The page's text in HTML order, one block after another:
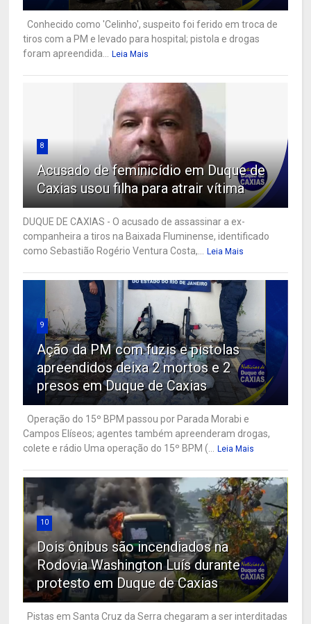
Conhecido como 'Celinho', suspeito foi ferido em troca de
tiros com a PM e levado para hospital; pistola e drogas
foram apreendida...
Leia Mais
8
Acusado de feminicídio em Duque de
Caxias usou filha para atrair vítima
DUQUE DE CAXIAS - O acusado de assassinar a ex-
companheira a tiros na Baixada Fluminense, identificado
como Sebastião Rogério Ventura Costa,...
Leia Mais
9
Ação da PM com fuzis e pistolas
apreendidos deixa 2 mortos e 2
presos em Duque de Caxias
Operação do 15º BPM passou por Parada Morabi e
Campos Elíseos; agentes também apreenderam drogas,
colete e rádio Uma operação do 15º BPM (...
Leia Mais
10
Dois ônibus são incendiados na
Rodovia Washington Luís durante
protesto em Duque de Caxias
Pistas em Santa Cruz da Serra chegaram a ser interditadas